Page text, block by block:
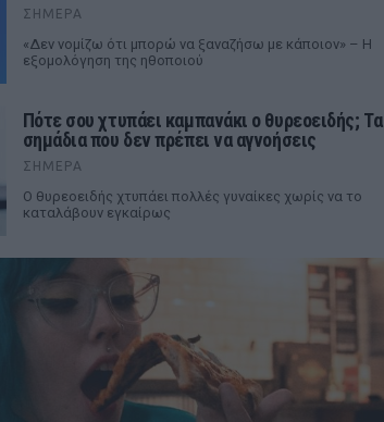
ΣΉΜΕΡΑ
«Δεν νομίζω ότι μπορώ να ξαναζήσω με κάποιον» – Η
εξομολόγηση της ηθοποιού
Πότε σου χτυπάει καμπανάκι ο θυρεοειδής; Τα
σημάδια που δεν πρέπει να αγνοήσεις
ΣΉΜΕΡΑ
Ο θυρεοειδής χτυπάει πολλές γυναίκες χωρίς να το
καταλάβουν εγκαίρως